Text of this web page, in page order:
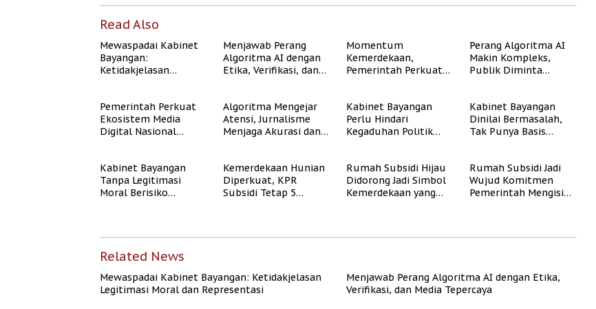
Read Also
Mewaspadai Kabinet
Bayangan:
Ketidakjelasan
Menjawab Perang
Algoritma AI dengan
Etika, Verifikasi, dan
Momentum
Kemerdekaan,
Pemerintah Perkuat
Masyarakat
Berpenghasilan
Rendah
Perang Algoritma AI
Makin Kompleks,
Publik Diminta
Pemerintah Perkuat
Ekosistem Media
Digital Nasional
Algoritma Mengejar
Atensi, Jurnalisme
Menjaga Akurasi dan
Kabinet Bayangan
Perlu Hindari
Kegaduhan Politik
Kabinet Bayangan
Dinilai Bermasalah,
Tak Punya Basis
Kabinet Bayangan
Tanpa Legitimasi
Moral Berisiko
Kemerdekaan Hunian
Diperkuat, KPR
Subsidi Tetap 5
Rumah Subsidi Hijau
Didorong Jadi Simbol
Kemerdekaan yang
Rumah Subsidi Jadi
Wujud Komitmen
Pemerintah Mengisi
Related News
Mewaspadai Kabinet Bayangan: Ketidakjelasan
Legitimasi Moral dan Representasi
Menjawab Perang Algoritma AI dengan Etika,
Verifikasi, dan Media Tepercaya